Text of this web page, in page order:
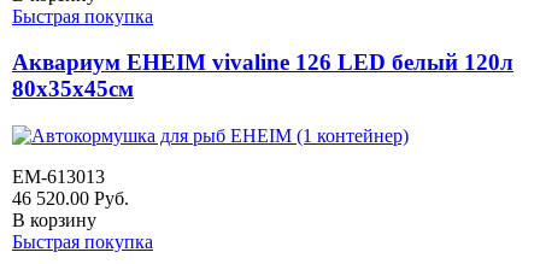
Быстрая покупка
Аквариум EHEIM vivaline 126 LED белый 120л
80x35x45см
EM-613013
46 520.00 Руб.
В корзину
Быстрая покупка